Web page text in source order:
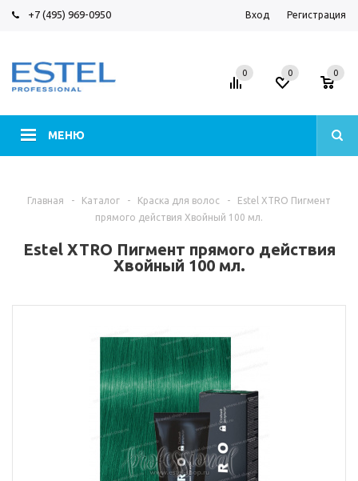
+7 (495) 969-0950 Вход Регистрация
МЕНЮ
0 0 0
Главная - Каталог - Краска для волос -
Estel XTRO Пигмент
прямого действия Хвойный 100 мл.
Estel XTRO Пигмент прямого действия
Хвойный 100 мл.